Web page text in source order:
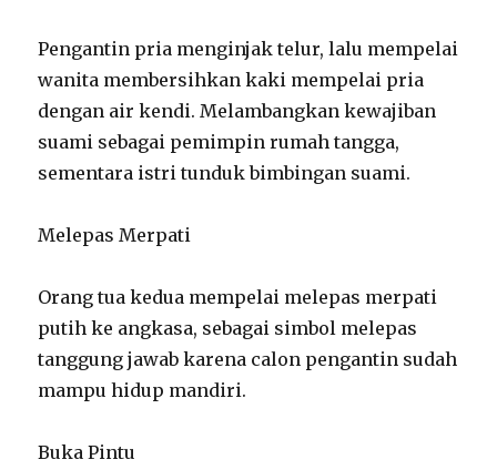
Pengantin pria menginjak telur, lalu mempelai
wanita membersihkan kaki mempelai pria
dengan air kendi. Melambangkan kewajiban
suami sebagai pemimpin rumah tangga,
sementara istri tunduk bimbingan suami.
Melepas Merpati
Orang tua kedua mempelai melepas merpati
putih ke angkasa, sebagai simbol melepas
tanggung jawab karena calon pengantin sudah
mampu hidup mandiri.
Buka Pintu